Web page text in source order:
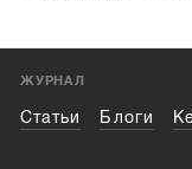
ЖУРНАЛ
Статьи Блоги